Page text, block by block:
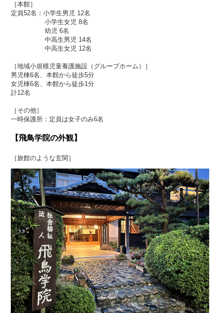
［本館］
定員52名：小学生男児 12名
小学生女児 8名
幼児 6名
中高生男児 14名
中高生女児 12名
［地域小規模児童養護施設（グループホーム）］
男児棟6名、本館から徒歩5分
女児棟6名、本館から徒歩1分
計12名
［その他］
一時保護所：定員は女子のみ6名
【飛鳥学院の外観】
［旅館のような玄関］